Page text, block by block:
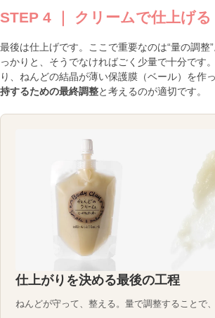
STEP 4 ｜ クリームで仕上げる
最後は仕上げです。ここで重要なのは“量の調整
っかりと、そうでなければごく少量で十分です
り、ねんどの結晶が薄い保護膜（ベール）を作
持するための最終調整と考えるのが適切です。
仕上がりを決める最後の工程
ねんどが守って、整える。量で調整することで